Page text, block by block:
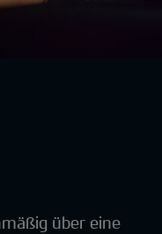
über eine